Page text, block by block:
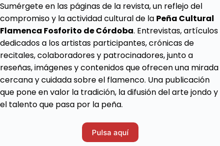
Sumérgete en las páginas de la revista, un reflejo del
compromiso y la actividad cultural de la Peña Cultural
Flamenca Fosforito de Córdoba. Entrevistas, artículos
dedicados a los artistas participantes, crónicas de
recitales, colaboradores y patrocinadores, junto a
reseñas, imágenes y contenidos que ofrecen una mirada
cercana y cuidada sobre el flamenco. Una publicación
que pone en valor la tradición, la difusión del arte jondo y
el talento que pasa por la peña.
Pulsa aquí